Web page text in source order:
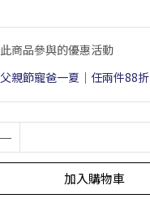
此商品參與的優惠活動
父親節寵爸一夏｜任兩件88折
加入購物車